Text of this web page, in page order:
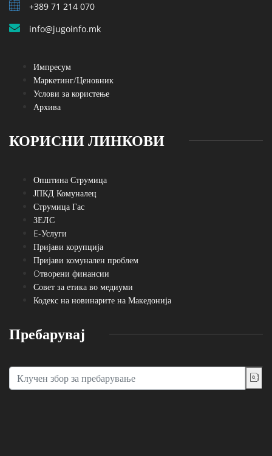
+389 71 214 070
info@jugoinfo.mk
Импресум
Маркетинг/Ценовник
Услови за користење
Архива
КОРИСНИ ЛИНКОВИ
Општина Струмица
ЈПКД Комуналец
Струмица Гас
ЗЕЛС
E-Услуги
Пријави корупција
Пријави комунален проблем
Oтворени финансии
Совет за етика во медиуми
Кодекс на новинарите на Македонија
Пребарувај